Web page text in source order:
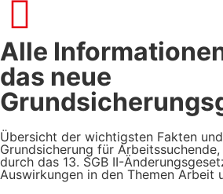
Alle
das neue
Übersicht der wichtigsten Fakten
Grundsicherung für
durch das 13. SGB II-
Auswirkungen in den Themen Arbeit